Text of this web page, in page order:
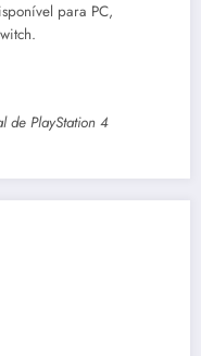
para PC,
de PlayStation 4